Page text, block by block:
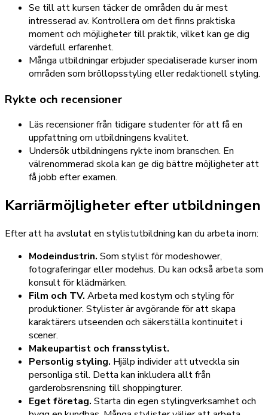
Se till att kursen täcker de områden du är mest
intresserad av. Kontrollera om det finns praktiska
moment och möjligheter till praktik, vilket kan ge dig
värdefull erfarenhet.
Många utbildningar erbjuder specialiserade kurser inom
områden som bröllopsstyling eller redaktionell styling.
Rykte och recensioner
Läs recensioner från tidigare studenter för att få en
uppfattning om utbildningens kvalitet.
Undersök utbildningens rykte inom branschen. En
välrenommerad skola kan ge dig bättre möjligheter att
få jobb efter examen.
Karriärmöjligheter efter utbildningen
Efter att ha avslutat en stylistutbildning kan du arbeta inom:
Modeindustrin. Som stylist för modeshower,
fotograferingar eller modehus. Du kan också arbeta som
konsult för klädmärken.
Film och TV. Arbeta med kostym och styling för
produktioner. Stylister är avgörande för att skapa
karaktärers utseenden och säkerställa kontinuitet i
scener.
Makeupartist och fransstylist.
Personlig styling. Hjälp individer att utveckla sin
personliga stil. Detta kan inkludera allt från
garderobsrensning till shoppingturer.
Eget företag. Starta din egen stylingverksamhet och